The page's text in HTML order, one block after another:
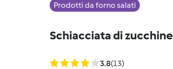
Prodotti da forno salati
Schiacciata di zucchine
3.8(13)